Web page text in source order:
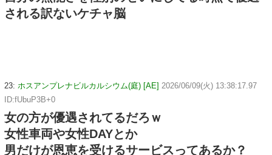
される訳ないケチャ脳
23: ホスアンプレナビルカルシウム(庭) [AE] 2026/06/09(火) 13:38:17.97
ID:fUbuP3B+0
女の方が優遇されてるだろｗ
女性車両や女性DAYとか
男だけが恩恵を受けるサービスってあるか？